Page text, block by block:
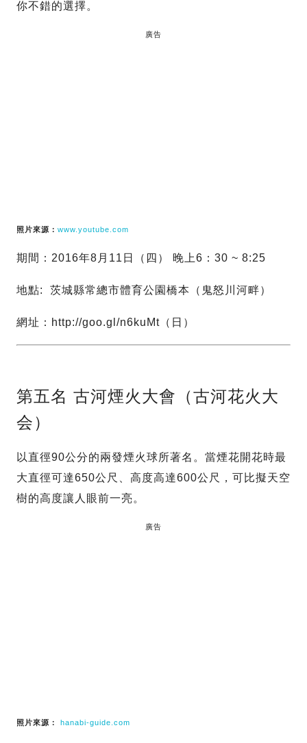
你不錯的選擇。
廣告
照片來源： www.youtube.com
期間：2016年8月11日（四） 晚上6：30 ~ 8:25
地點: 茨城縣常總市體育公園橋本（鬼怒川河畔）
網址：http://goo.gl/n6kuMt（日）
第五名 古河煙火大會（古河花火大
会）
以直徑90公分的兩發煙火球所著名。當煙花開花時最
大直徑可達650公尺、高度高達600公尺，可比擬天空
樹的高度讓人眼前一亮。
廣告
照片來源： hanabi-guide.com